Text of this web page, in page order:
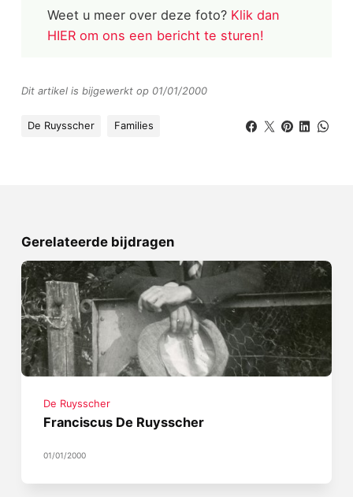
Weet u meer over deze foto? Klik dan
HIER om ons een bericht te sturen!
Dit artikel is bijgewerkt op 01/01/2000
De Ruysscher Families
Gerelateerde bijdragen
De Ruysscher
Franciscus De Ruysscher
01/01/2000